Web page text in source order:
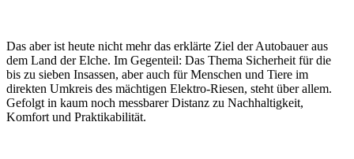
Das aber ist heute nicht mehr das erklärte Ziel der Autobauer aus
dem Land der Elche. Im Gegenteil: Das Thema Sicherheit für die
bis zu sieben Insassen, aber auch für Menschen und Tiere im
direkten Umkreis des mächtigen Elektro-Riesen, steht über allem.
Gefolgt in kaum noch messbarer Distanz zu Nachhaltigkeit,
Komfort und Praktikabilität.